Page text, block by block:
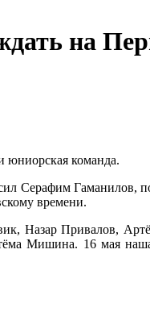
на
юниорская команда.
Гаманилов,
времени.
Назар Привалов,
Мишина. 16 мая